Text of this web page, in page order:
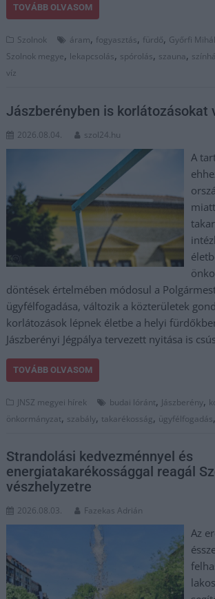
TOVÁBB OLVASOM
Szolnok áram, fogyasztás, fürdő, Győrfi
Szolnok megye, lekapcsolás, spórolás, szauna,
víz
Jászberényben is korlátozásokat
2026.08.04. szol24.hu
A
döntések értelmében módosul a
ügyfélfogadása, változik a közterületek
korlátozások lépnek életbe a helyi
Jászberényi Jégpálya tervezett nyitása is
TOVÁBB OLVASOM
JNSZ megyei hírek budai lóránt, Jászberény,
önkormányzat, szabály, takarékosság, ügyfélfogadás
Strandolási kedvezménnyel és
energiatakarékossággal reagál
vészhelyzetre
2026.08.03. Fazekas Adrián
Az